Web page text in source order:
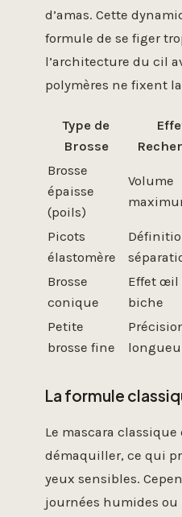
d’amas. Cette
formule de se figer
l’architecture du cil
polymères ne fixent
Type de
Brosse
Brosse
épaisse
(poils)
Volume
Picots
élastomère
Brosse
conique
Effet œil
biche
Petite
brosse fine
La formule
Le mascara
démaquiller, ce qui
yeux sensibles.
journées humides ou